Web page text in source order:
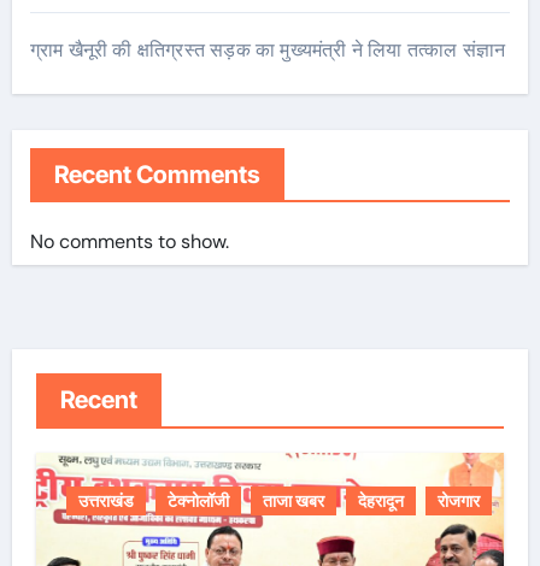
ग्राम खैनूरी की क्षतिग्रस्त सड़क का मुख्यमंत्री ने लिया तत्काल संज्ञान
Recent Comments
No comments to show.
Recent
उत्तराखंड टेक्नोलॉजी ताजा खबर देहरादून रोजगार